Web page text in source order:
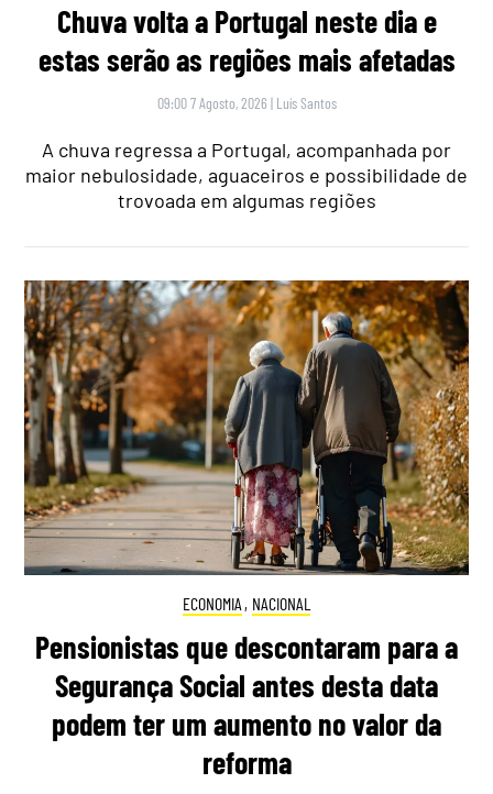
Chuva volta a Portugal neste dia e
estas serão as regiões mais afetadas
09:00 7 Agosto, 2026 | Luís Santos
A chuva regressa a Portugal, acompanhada por
maior nebulosidade, aguaceiros e possibilidade de
trovoada em algumas regiões
ECONOMIA , NACIONAL
Pensionistas que descontaram para a
Segurança Social antes desta data
podem ter um aumento no valor da
reforma